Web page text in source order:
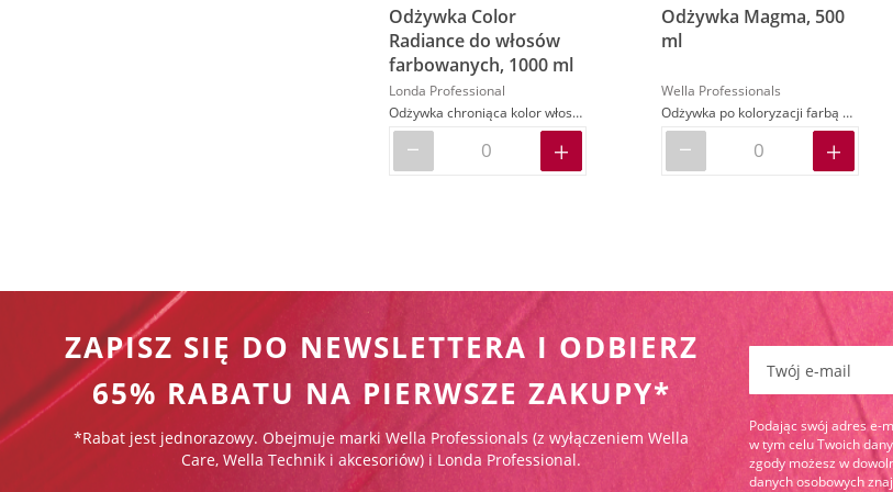
Odżywka Color
Radiance do włosów
farbowanych, 1000 ml
Londa Professional
Odżywka chroniąca kolor włosów
Odżywka Magma, 500
ml
Wella Professionals
Odżywka po koloryzacji farbą Magma z linii Blondor
ZAPISZ SIĘ DO NEWSLETTERA I ODBIERZ
65% RABATU NA PIERWSZE ZAKUPY*
*Rabat jest jednorazowy. Obejmuje marki Wella Professionals (z wyłączeniem Wella
Care, Wella Technik i akcesoriów) i Londa Professional.
Podając swój adres e-
w tym celu Twoich
zgody możesz w
danych osobowych